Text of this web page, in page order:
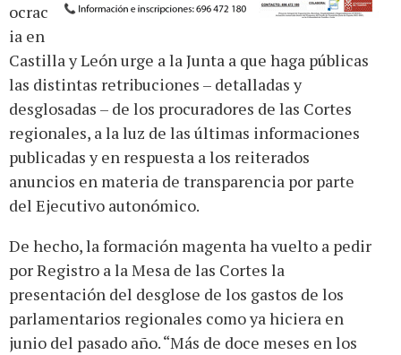
ocrac
ia en
Castilla y León urge a la Junta a que haga públicas
las distintas retribuciones – detalladas y
desglosadas – de los procuradores de las Cortes
regionales, a la luz de las últimas informaciones
publicadas y en respuesta a los reiterados
anuncios en materia de transparencia por parte
del Ejecutivo autonómico.
De hecho, la formación magenta ha vuelto a pedir
por Registro a la Mesa de las Cortes la
presentación del desglose de los gastos de los
parlamentarios regionales como ya hiciera en
junio del pasado año. “Más de doce meses en los